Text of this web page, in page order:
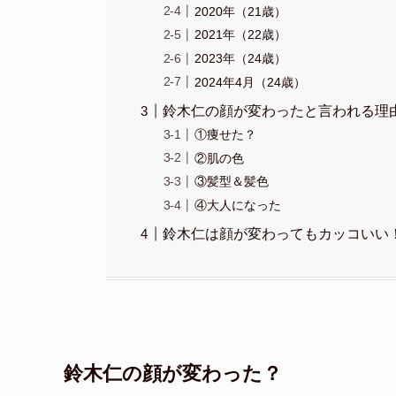
2020年（21歳）
2021年（22歳）
2023年（24歳）
2024年4月（24歳）
鈴木仁の顔が変わったと言われる理
①痩せた？
②肌の色
③髪型＆髪色
④大人になった
鈴木仁は顔が変わってもカッコいい！
鈴木仁の顔が変わった？